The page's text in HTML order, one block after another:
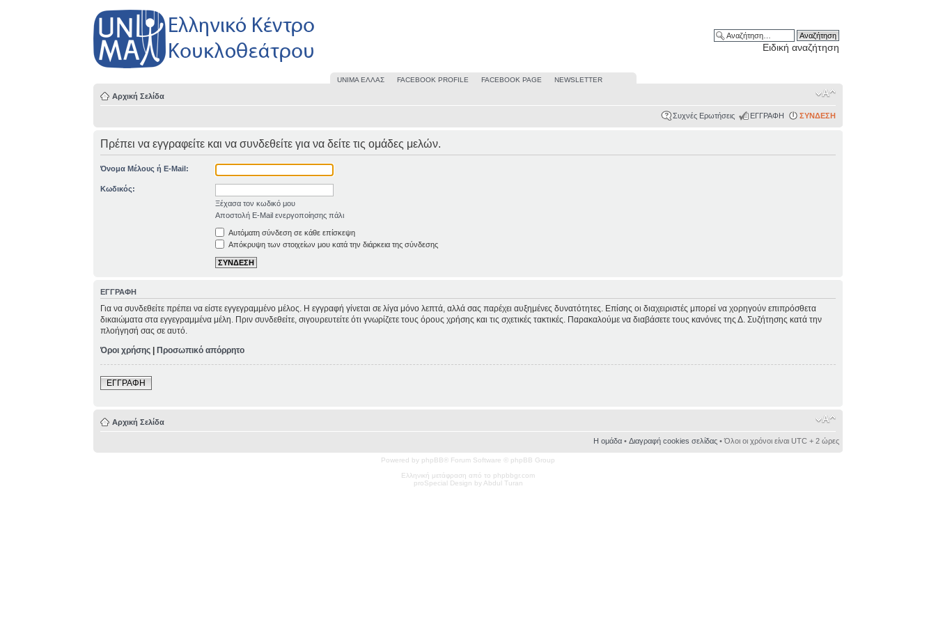
Ειδική αναζήτηση
UΝΙΜΑ ΕΛΛΑΣ FACEBOOK PROFILE FACEBOOK PAGE NEWSLETTER
Αρχική Σελίδα
Συχνές Ερωτήσεις ΕΓΓΡΑΦΗ ΣΥΝΔΕΣΗ
Πρέπει να εγγραφείτε και να συνδεθείτε για να δείτε τις ομάδες μελών.
Όνομα Μέλους ή E-Mail:
Κωδικός:
Ξέχασα τον κωδικό μου
Αποστολή E-Mail ενεργοποίησης πάλι
Αυτόματη σύνδεση σε κάθε επίσκεψη
Απόκρυψη των στοιχείων μου κατά την διάρκεια της σύνδεσης
ΕΓΓΡΑΦΗ
Για να συνδεθείτε πρέπει να είστε εγγεγραμμένο μέλος. Η εγγραφή γίνεται σε λίγα μόνο λεπτά, αλλά σας παρέχει αυξημένες δυνατότητες. Επίσης οι διαχειριστές μπορεί να χορηγούν επιπρόσθετα
δικαιώματα στα εγγεγραμμένα μέλη. Πριν συνδεθείτε, σιγουρευτείτε ότι γνωρίζετε τους όρους χρήσης και τις σχετικές τακτικές. Παρακαλούμε να διαβάσετε τους κανόνες της Δ. Συζήτησης κατά την
πλοήγησή σας σε αυτό.
Όροι χρήσης |Προσωπικό απόρρητο
ΕΓΓΡΑΦΗ
Αρχική Σελίδα
Η ομάδα• Διαγραφή cookies σελίδας• Όλοι οι χρόνοι είναι UTC + 2 ώρες
Powered by phpBB® Forum Software © phpBB Group
Ελληνική μετάφραση από το phpbbgr.com
proSpecial Design by Abdul Turan